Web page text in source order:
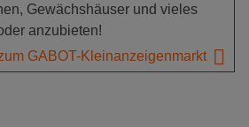
Gewächshäuser und vieles
anzubieten!
GABOT-Kleinanzeigenmarkt